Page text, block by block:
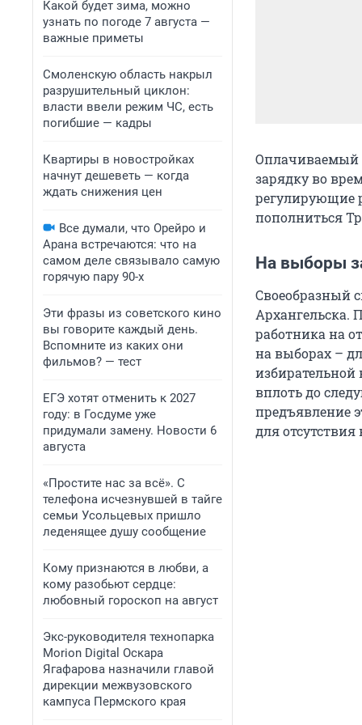
Какой будет зима, можно
узнать по погоде 7 августа —
важные приметы
Смоленскую область накрыл
разрушительный циклон:
власти ввели режим ЧС, есть
погибшие — кадры
Квартиры в новостройках
начнут дешеветь — когда
ждать снижения цен
Все думали, что Орейро и
Арана встречаются: что на
самом деле связывало самую
горячую пару 90-х
Эти фразы из советского кино
вы говорите каждый день.
Вспомните из каких они
фильмов? — тест
ЕГЭ хотят отменить к 2027
году: в Госдуме уже
придумали замену. Новости 6
августа
«Простите нас за всё». С
телефона исчезнувшей в тайге
семьи Усольцевых пришло
леденящее душу сообщение
Кому признаются в любви, а
кому разобьют сердце:
любовный гороскоп на август
Экс-руководителя технопарка
Morion Digital Оскара
Ягафарова назначили главой
дирекции межвузовского
кампуса Пермского края
Оплачиваемый
зарядку во
регулирующие
пополниться
На выборы
Своеобразный
Архангельска.
работника на
на выборах –
вплоть до
предъявление
для